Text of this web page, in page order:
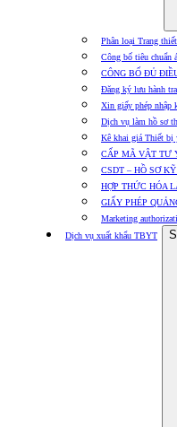
Phân loại Trang
Công bố tiêu
CÔNG BỐ ĐỦ
Đăng ký lưu hành
Xin giấy phép nhập
Dịch vụ làm hồ sơ
Kê khai giá Thiết bị
CẤP MÃ VẬT TƯ
CSDT – HỒ SƠ
HỢP THỨC HÓA
GIẤY PHÉP
Marketing
Dịch vụ xuất khẩu TBYT